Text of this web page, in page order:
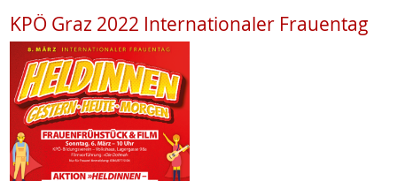
KPÖ Graz 2022 Internationaler Frauentag